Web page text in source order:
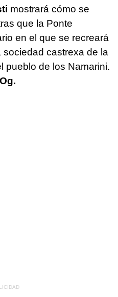
mostrará cómo se
que la Ponte
en el que se recreará
sociedad castrexa de la
pueblo de los Namarini.